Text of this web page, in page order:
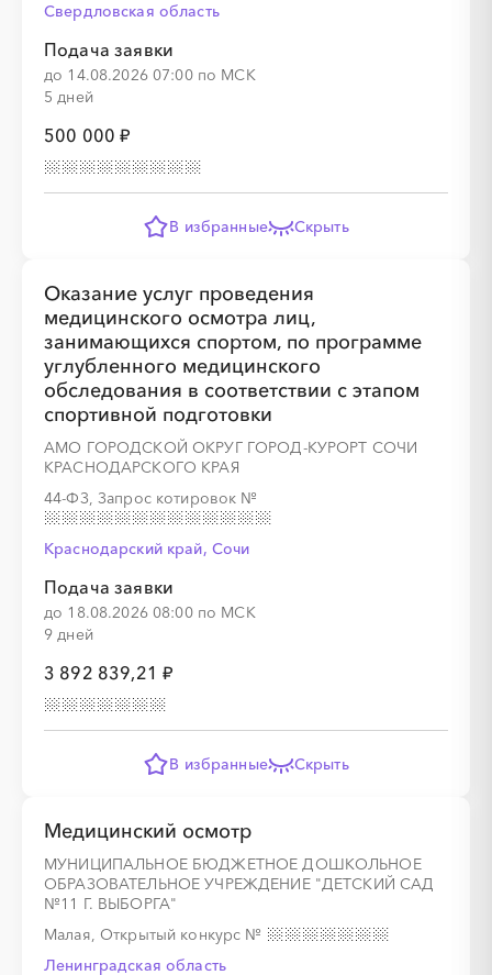
Свердловская область
Подача заявки
до 14.08.2026 07:00 по МСК
5 дней
500 000 ₽
В избранные Скрыть
Оказание услуг проведения
медицинского осмотра лиц,
занимающихся спортом, по программе
углубленного медицинского
обследования в соответствии с этапом
спортивной подготовки
АМО ГОРОДСКОЙ ОКРУГ ГОРОД-КУРОРТ СОЧИ
КРАСНОДАРСКОГО КРАЯ
44-ФЗ, Запрос котировок №
Краснодарский край, Сочи
Подача заявки
до 18.08.2026 08:00 по МСК
9 дней
3 892 839,21 ₽
В избранные Скрыть
Медицинский осмотр
МУНИЦИПАЛЬНОЕ БЮДЖЕТНОЕ ДОШКОЛЬНОЕ
ОБРАЗОВАТЕЛЬНОЕ УЧРЕЖДЕНИЕ "ДЕТСКИЙ САД
№11 Г. ВЫБОРГА"
Малая, Открытый конкурс №
Ленинградская область